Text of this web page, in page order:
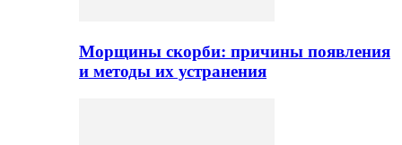
Морщины скорби: причины появления
и методы их устранения